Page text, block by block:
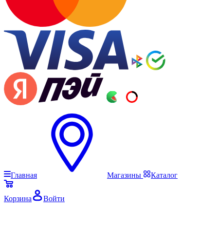
Главная Магазины Каталог
Корзина Войти